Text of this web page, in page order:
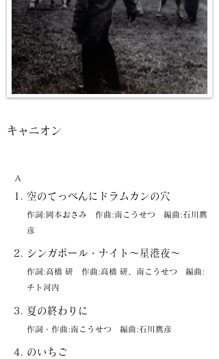
A
空のてっぺんにドラムカンの穴
作詞:岡本おさみ 作曲:南こうせつ 編曲:石川鷹
彦
シンガポール・ナイト〜星港夜〜
作詞:高橋 研 作曲:高橋 研、南こうせつ 編曲:
チト河内
夏の終わりに
作詞・作曲:南こうせつ 編曲:石川鷹彦
のいちご
キャニオン